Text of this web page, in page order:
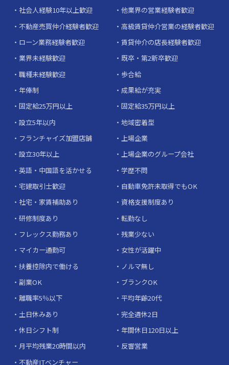
社会人経験10年以上歓迎
他業界の営業経験者歓迎
不動産売買仲介経験者歓迎
高級賃貸仲介営業の経験者歓迎
ローン業務経験者歓迎
賃貸仲介の店長経験者歓迎
業界未経験歓迎
既卒・第2新卒歓迎
職種未経験歓迎
歩合給
年俸制
成果給が充実
固定給25万円以上
固定給35万円以上
設立5年以内
地域密着型
フランチャイズ加盟店舗
上場企業
設立30年以上
上場企業のグループ会社
英語・中国語を活かせる
学歴不問
宅建取引士歓迎
自動車免許未取得でもOK
社宅・家賃補助あり
資格支援制度あり
研修制度あり
転勤なし
フレックス勤務あり
残業少ない
マイカー通勤可
女性が活躍中
扶養控除内で働ける
ノルマ無し
副業OK
ブランクOK
離職率5％以下
平均年齢20代
土日休みあり
完全週休2日
休日シフト制
年間休日120日以上
月平均残業20時間以内
反響営業
不動産ITベンチャー